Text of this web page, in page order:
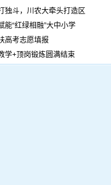
独斗，川农大牵头打造区
能“红绿相融”大中小学
高考志愿填报
学+顶岗锻炼圆满结束